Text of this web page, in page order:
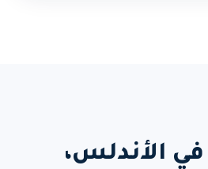
الأندلس،